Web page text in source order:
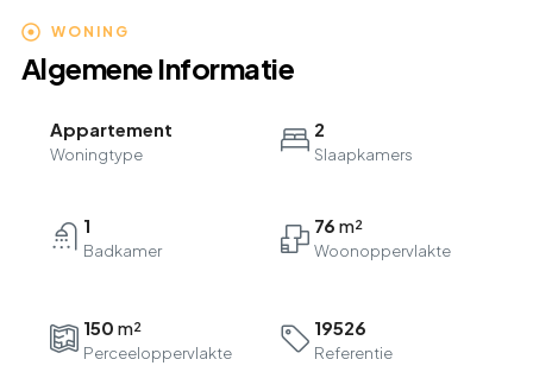
WONING
Algemene Informatie
Appartement
Woningtype
2
Slaapkamers
1
Badkamer
76
150
Perceeloppervlakte
19526
Referentie